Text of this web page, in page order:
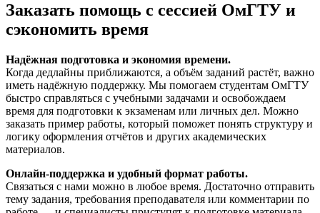
Заказать помощь с сессией ОмГТУ и
сэкономить время
Надёжная подготовка и экономия времени.
Когда дедлайны приближаются, а объём заданий растёт, важно
иметь надёжную поддержку. Мы помогаем студентам ОмГТУ
быстро справляться с учебными задачами и освобождаем
время для подготовки к экзаменам или личных дел. Можно
заказать пример работы, который поможет понять структуру и
логику оформления отчётов и других академических
материалов.
Онлайн-поддержка и удобный формат работы.
Связаться с нами можно в любое время. Достаточно отправить
тему задания, требования преподавателя или комментарии по